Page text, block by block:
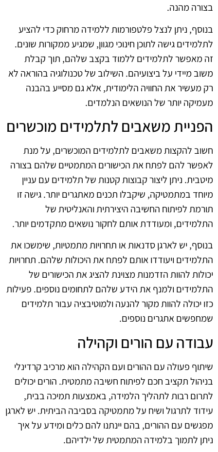
בצורה מהנה.
בנוסף, ניתן לנצל פלטפורמות ללמידה מרחוק כדי להציע
לתלמידים גישה לתוכן חינוכי מגוון, שמגיע ממקורות שונים.
זה מאפשר לתלמידים ללמוד בקצב שלהם, תוך קבלת
משוב מיידי על ביצועיהם. השילוב של טכנולוגיה בהוראה לא
רק מעשיר את החוויה הלימודית, אלא גם מסייע בהבנה
מעמיקה יותר של הנושאים הנלמדים.
הפניית משאבים לתלמידים מוכשרים
חשוב להקצות משאבים לתלמידים המוכשרים, על מנת
לאפשר להם לפתח את הכישורים המתמטיים שלהם בצורה
מיטבית. ניתן ליצור קבוצות קטנות של תלמידים עם עניין
מיוחד במתמטיקה, שיקבלו תכנים מאתגרים יותר. גישה זו
תורמת לפיתוח החשיבה היצירתית והאנליטית של
התלמידים, ומעודדת אותם לחקור נושאים מתקדמים יותר.
בנוסף, יש לארגן סדנאות או תחרויות מתמטיות, שימשכו את
התלמידים ויעודדו אותם לפתח את היכולות שלהם. תחרויות
יכולות להוות הזדמנות מצוינת להציג את הכישורים של
התלמידים ולמנף את הידע שלהם לתחומים נוספים. פעילות
כזו יכולה להוות מקור להנעה ולמוטיבציה עבור תלמידים
שמחפשים אתגרים נוספים.
עבודה עם הורים וקהילה
שיתוף פעולה עם ההורים ועם הקהילה הוא מרכיב קרדינלי
בניהול תקציב חכם לפיתוח חשיבה מתמטית. הורים יכולים
לתרום רבות לתהליך הלמידה, באמצעות תמיכה בבית,
עידוד לתרגול ושיח על מתמטיקה בסביבה הביתית. יש לארגן
מפגשים עם ההורים, בהם יינתנו להם כלים ומידע על איך
ניתן לתמוך בלמידה המתמטית של ילדיהם.